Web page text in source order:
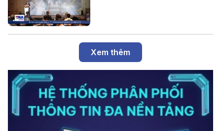
Xem thêm